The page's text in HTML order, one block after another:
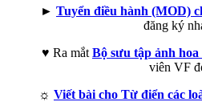
► Tuyển điều hành (MOD)
đăng ký
♥ Ra mắt Bộ sưu tập ảnh
viên VF
☼ Viết bài cho Từ điển các